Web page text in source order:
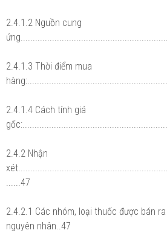
2.4.1.2 Nguồn cung
2.4.1.3 Thời điểm mua
2.4.1.4 Cách tính giá
2.4.2 Nhận
......47
2.4.2.1 Các nhóm, loại thuốc được bán
nguyên nhân..47